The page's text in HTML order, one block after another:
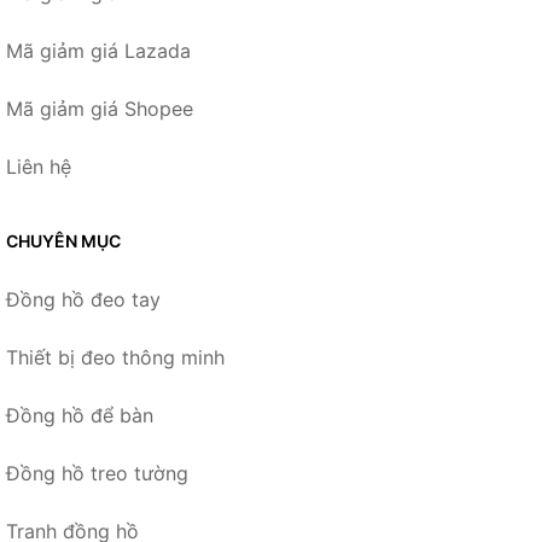
Mã giảm giá Lazada
Mã giảm giá Shopee
Liên hệ
CHUYÊN MỤC
Đồng hồ đeo tay
Thiết bị đeo thông minh
Đồng hồ để bàn
Đồng hồ treo tường
Tranh đồng hồ